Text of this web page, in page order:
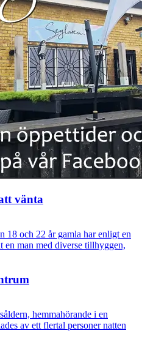
vänta
och 22 år gamla har enligt en
en man med diverse tillhyggen,
hemmahörande i en
av ett flertal personer natten